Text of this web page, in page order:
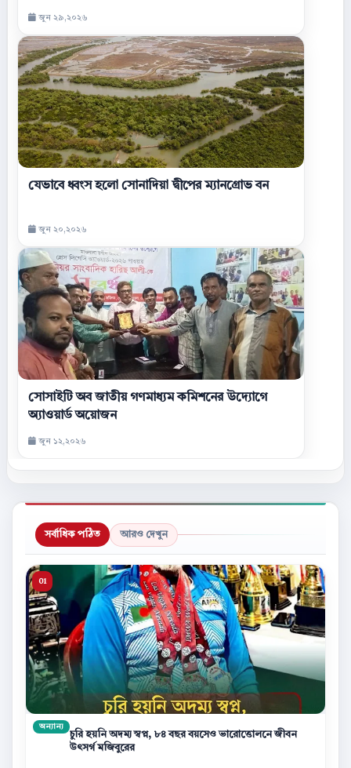
জুন ২৯,২০২৬
যেভাবে ধ্বংস হলো সোনাদিয়া দ্বীপের ম্যানগ্রোভ বন
জুন ২০,২০২৬
সোসাইটি অব জাতীয় গণমাধ্যম কমিশনের উদ্যোগে
অ্যাওয়ার্ড অয়োজন
জুন ১২,২০২৬
সর্বাধিক পঠিত আরও দেখুন
অন্যান্য
চুরি হয়নি অদম্য স্বপ্ন, ৮৪ বছর বয়সেও ভারোত্তোলনে জীবন
উৎসর্গ মজিবুরের